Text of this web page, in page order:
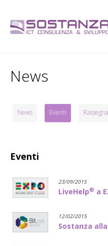
News
News Eventi
Eventi
23/09/2015
LiveHelp® a
12/02/2015
Sostanza